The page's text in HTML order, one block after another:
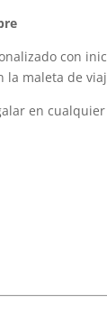
con
la maleta de
en